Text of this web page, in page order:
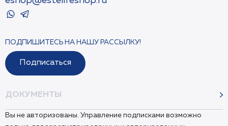
ДОКУМЕНТЫ
Вы не авторизованы. Управление подписками возможно
ПОДПИШИТЕСЬ НА НАШУ РАССЫЛКУ!
Подписаться